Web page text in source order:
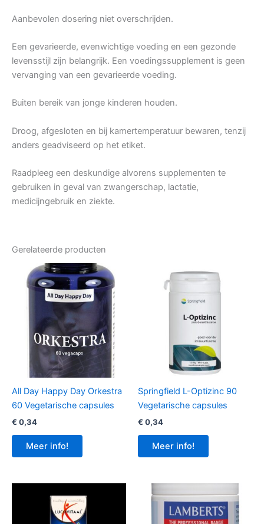
Aanbevolen dosering niet overschrijden.
Een gevarieerde, evenwichtige voeding en een gezonde
levensstijl zijn belangrijk. Een voedingssupplement is geen
vervanging van een gevarieerde voeding.
Buiten bereik van jonge kinderen houden.
Droog, afgesloten en bij kamertemperatuur bewaren, tenzij
anders geadviseerd op het etiket.
Raadpleeg een deskundige alvorens supplementen te
gebruiken in geval van zwangerschap, lactatie,
medicijngebruik en ziekte.
Gerelateerde producten
All Day Happy Day Orkestra
60 Vegetarische capsules
€ 0,34
Meer info!
Springfield L-Optizinc 90
Vegetarische capsules
€ 0,34
Meer info!